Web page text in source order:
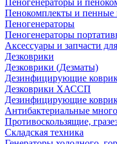
Пеногенераторы и
Пенокомплекты и пенные
Пеногенераторы
Пеногенераторы
Аксессуары и запчасти
Дезковрики
Дезковрики (Дезматы)
Дезинфицирующие
Дезковрики ХАССП
Дезинфицирующие
Антибактериальные
Противоскользящие,
Складская техника